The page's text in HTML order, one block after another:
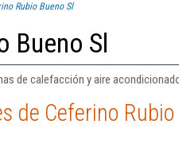
Rubio Bueno Sl
Bueno Sl
de calefacción y aire
de Ceferino Rubio